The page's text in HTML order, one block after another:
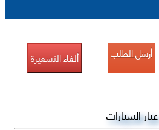
أرسل الطلب ألغاء التسعيرة
السيارات